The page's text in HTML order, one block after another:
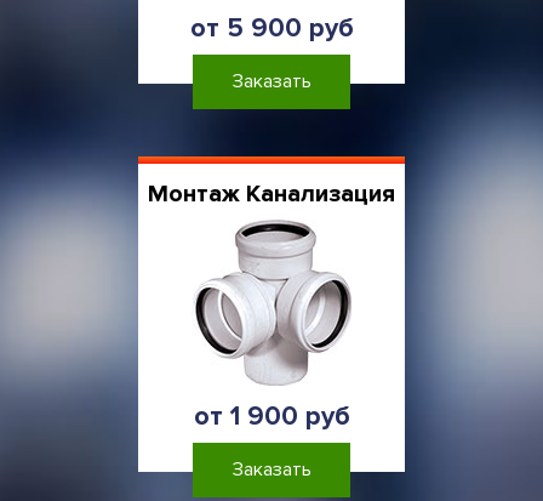
от 5 900 руб
Заказать
Монтаж Канализация
от 1 900 руб
Заказать